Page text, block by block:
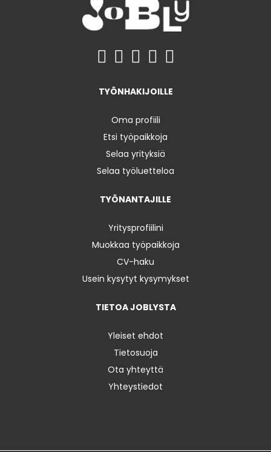
TYÖNHAKIJOILLE
Oma profiili
Etsi työpaikkoja
Selaa yrityksiä
Selaa työluetteloa
TYÖNANTAJILLE
Yritysprofiilini
Muokkaa työpaikkoja
CV-haku
Usein kysytyt kysymykset
TIETOA JOBLYSTA
Yleiset ehdot
Tietosuoja
Ota yhteyttä
Yhteystiedot